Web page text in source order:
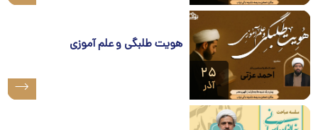
۲۵
آذر
هویت طلبگی و علم آموزی